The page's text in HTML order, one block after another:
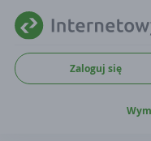
Zaloguj się